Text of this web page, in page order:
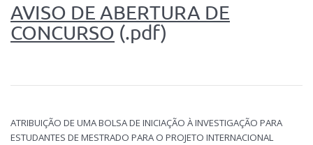
AVISO DE ABERTURA DE
CONCURSO (.pdf)
ATRIBUIÇÃO DE UMA BOLSA DE INICIAÇÃO À INVESTIGAÇÃO PARA
ESTUDANTES DE MESTRADO PARA O PROJETO INTERNACIONAL